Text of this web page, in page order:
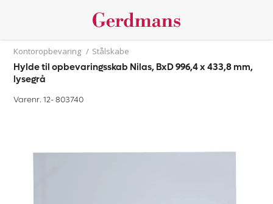
Kontoropbevaring / Stålskabe
Hylde til opbevaringsskab Nilas, BxD 996,4 x 433,8 mm,
lysegrå
Varenr. 12-803740